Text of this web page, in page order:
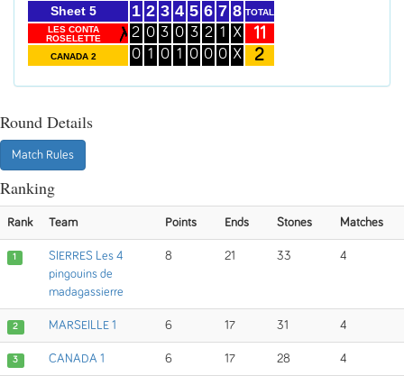
Sheet 5
LES CONTA
ROSELETTE
CANADA 2
1
2
0
2
0
1
3
3
0
4
0
1
5
3
0
6
2
0
7
1
0
8
X
X
TOTAL
11
2
Round Details
Match Rules
Ranking
Rank Team Points Ends Stones Matches
1
SIERRES Les 4
pingouins de
madagassierre
8 21 33 4
2 MARSEILLE 1 6 17 31 4
3 CANADA 1 6 17 28 4